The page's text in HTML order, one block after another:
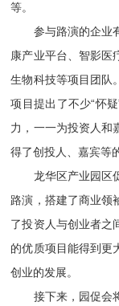
等。
参与路演的企业有
康产业平台、智影医
生物科技等项目团队
项目提出了不少“怀
力，一一为投资人和
得了创投人、嘉宾等
龙华区产业园区促
路演，搭建了商业领
了投资人与创业者之
的优质项目能得到更
创业的发展。
接下来，园促会将